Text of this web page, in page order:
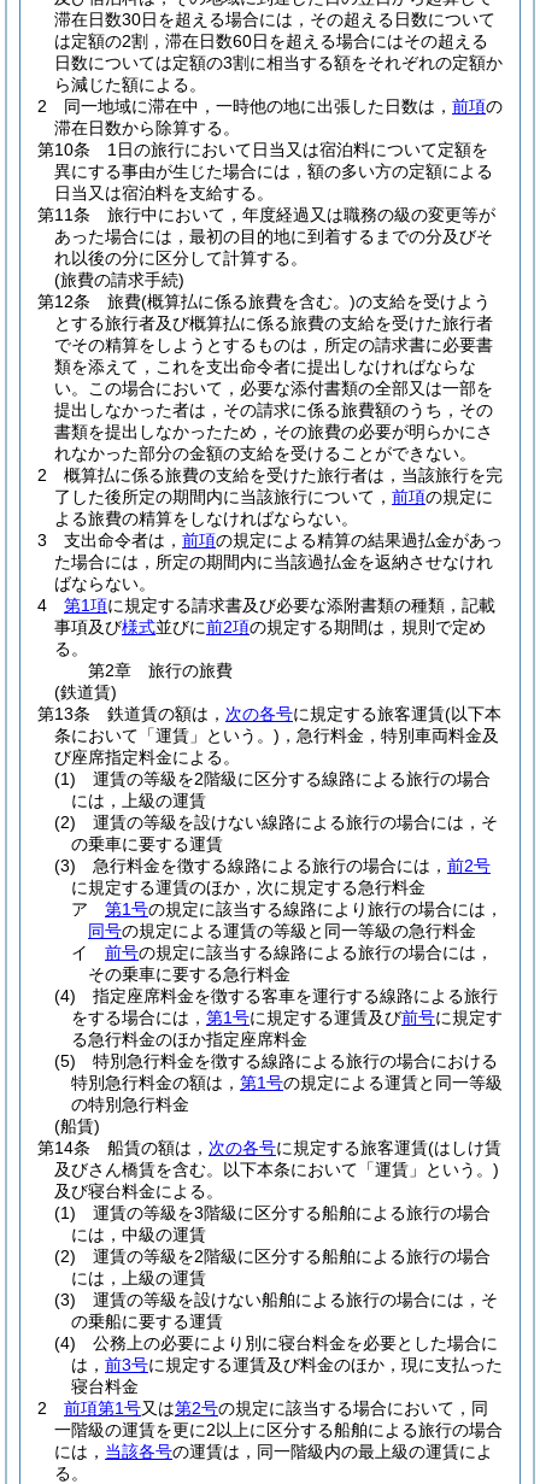
滞在日数30日を超える場合には，その超える日数について
は定額の2割，滞在日数60日を超える場合にはその超える
日数については定額の3割に相当する額をそれぞれの定額か
ら減じた額による。
2
同一地域に滞在中，一時他の地に出張した日数は， 前項の
滞在日数から除算する。
第10条
1日の旅行において日当又は宿泊料について定額を
異にする事由が生じた場合には，額の多い方の定額による
日当又は宿泊料を支給する。
第11条
旅行中において，年度経過又は職務の級の変更等が
あった場合には，最初の目的地に到着するまでの分及びそ
れ以後の分に区分して計算する。
(旅費の請求手続)
第12条
旅費(概算払に係る旅費を含む。)の支給を受けよう
とする旅行者及び概算払に係る旅費の支給を受けた旅行者
でその精算をしようとするものは，所定の請求書に必要書
類を添えて，これを支出命令者に提出しなければならな
い。
この場合において，必要な添付書類の全部又は一部を
提出しなかった者は，その請求に係る旅費額のうち，その
書類を提出しなかったため，その旅費の必要が明らかにさ
れなかった部分の金額の支給を受けることができない。
2
概算払に係る旅費の支給を受けた旅行者は，当該旅行を完
了した後所定の期間内に当該旅行について， 前項の規定に
よる旅費の精算をしなければならない。
3
支出命令者は， 前項の規定による精算の結果過払金があっ
た場合には，所定の期間内に当該過払金を返納させなけれ
ばならない。
4
第1項に規定する請求書及び必要な添附書類の種類，記載
事項及び様式並びに前2項の規定する期間は，規則で定め
る。
第2章
旅行の旅費
(鉄道賃)
第13条
鉄道賃の額は， 次の各号に規定する旅客運賃(以下本
条において「運賃」という。) ，急行料金，特別車両料金及
び座席指定料金による。
(1)
運賃の等級を2階級に区分する線路による旅行の場合
には，上級の運賃
(2)
運賃の等級を設けない線路による旅行の場合には，そ
の乗車に要する運賃
(3)
急行料金を徴する線路による旅行の場合には， 前2号
に規定する運賃のほか，次に規定する急行料金
ア
第1号の規定に該当する線路により旅行の場合には，
同号の規定による運賃の等級と同一等級の急行料金
イ
前号の規定に該当する線路による旅行の場合には，
その乗車に要する急行料金
(4)
指定座席料金を徴する客車を運行する線路による旅行
をする場合には， 第1号に規定する運賃及び前号に規定す
る急行料金のほか指定座席料金
(5)
特別急行料金を徴する線路による旅行の場合における
特別急行料金の額は， 第1号の規定による運賃と同一等級
の特別急行料金
(船賃)
第14条
船賃の額は， 次の各号に規定する旅客運賃(はしけ賃
及びさん橋賃を含む。以下本条において「運賃」という。)
及び寝台料金による。
(1)
運賃の等級を3階級に区分する船舶による旅行の場合
には，中級の運賃
(2)
運賃の等級を2階級に区分する船舶による旅行の場合
には，上級の運賃
(3)
運賃の等級を設けない船舶による旅行の場合には，そ
の乗船に要する運賃
(4)
公務上の必要により別に寝台料金を必要とした場合に
は， 前3号に規定する運賃及び料金のほか，現に支払った
寝台料金
2
前項第1号又は第2号の規定に該当する場合において，同
一階級の運賃を更に2以上に区分する船舶による旅行の場合
には， 当該各号の運賃は，同一階級内の最上級の運賃によ
る。